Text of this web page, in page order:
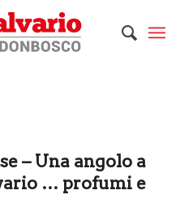
– Una angolo a
… profumi e